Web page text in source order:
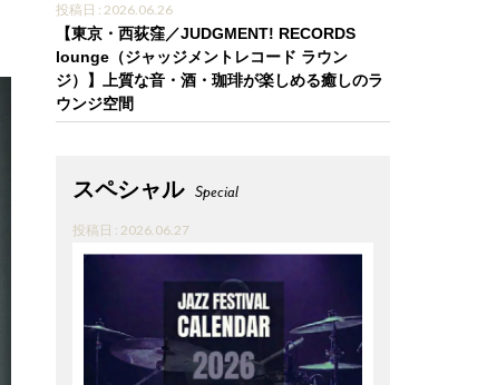
投稿日 : 2026.06.26
【東京・西荻窪／JUDGMENT! RECORDS
lounge（ジャッジメントレコード ラウン
ジ）】上質な音・酒・珈琲が楽しめる癒しのラ
ウンジ空間
スペシャル Special
投稿日 : 2026.06.27